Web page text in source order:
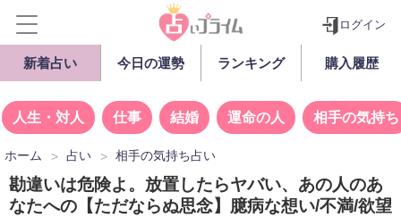
ログイン
新着占い 今日の運勢 ランキング 購入履歴
人生・対人 仕事 結婚 運命の人 相手の気持ち
ホーム 占い 相手の気持ち占い
勘違いは危険よ。放置したらヤバい、あの人のあ
なたへの【ただならぬ思念】臆病な想い/不満/欲望